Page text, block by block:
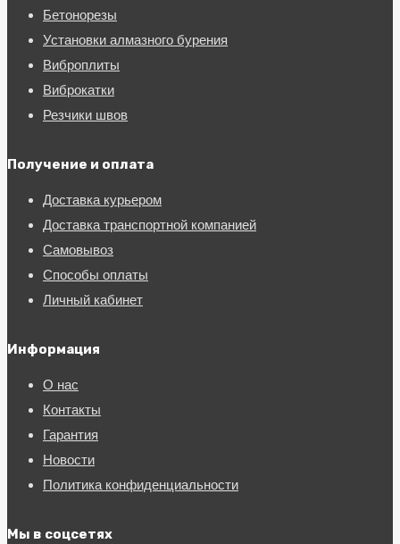
Бетонорезы
Установки алмазного бурения
Виброплиты
Виброкатки
Резчики швов
Получение и оплата
Доставка курьером
Доставка транспортной компанией
Самовывоз
Способы оплаты
Личный кабинет
Информация
О нас
Контакты
Гарантия
Новости
Политика конфиденциальности
Мы в соцсетях